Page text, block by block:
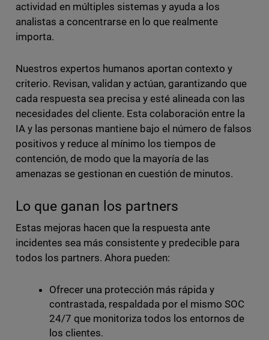
actividad en múltiples sistemas y ayuda a los
analistas a concentrarse en lo que realmente
importa.
Nuestros expertos humanos aportan contexto y
criterio. Revisan, validan y actúan, garantizando que
cada respuesta sea precisa y esté alineada con las
necesidades del cliente. Esta colaboración entre la
IA y las personas mantiene bajo el número de falsos
positivos y reduce al mínimo los tiempos de
contención, de modo que la mayoría de las
amenazas se gestionan en cuestión de minutos.
Lo que ganan los partners
Estas mejoras hacen que la respuesta ante
incidentes sea más consistente y predecible para
todos los partners. Ahora pueden:
Ofrecer una protección más rápida y
contrastada, respaldada por el mismo SOC
24/7 que monitoriza todos los entornos de
los clientes.